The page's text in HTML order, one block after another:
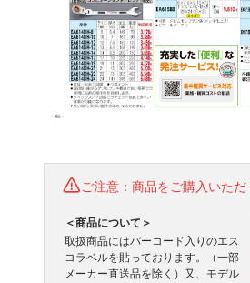
ご注意：商品をご購入いただ
＜商品について＞
取扱商品にはバーコード入りのエス
コラベルを貼っております。（一部
メーカー直送品を除く）又、モデル